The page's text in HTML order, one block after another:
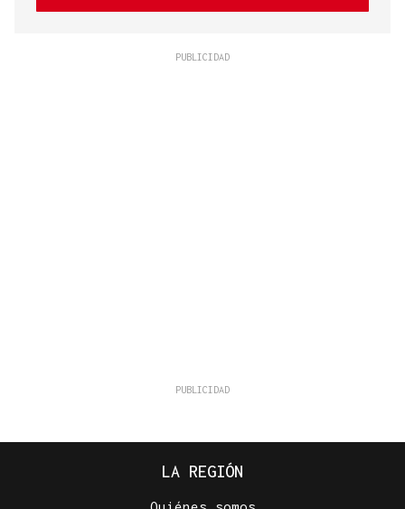
LA REGIÓN